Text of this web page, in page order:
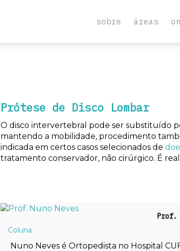
sobre áreas
Prótese de Disco Lombar
O disco intervertebral pode ser substituído
mantendo a mobilidade, procedimento
indicada em certos casos selecionados de
tratamento conservador, não cirúrgico. É
Prof.
Coluna
Nuno Neves é Ortopedista no Hospital